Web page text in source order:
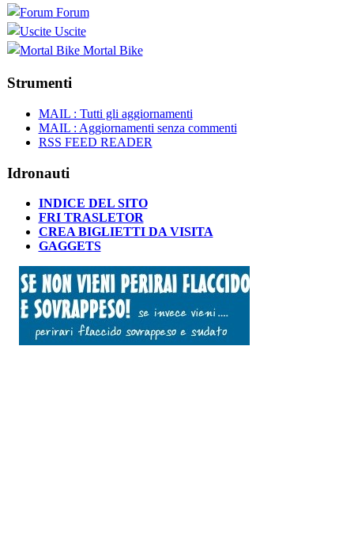
Forum
Uscite
Mortal Bike
Strumenti
MAIL : Tutti gli aggiornamenti
MAIL : Aggiornamenti senza commenti
RSS FEED READER
Idronauti
INDICE DEL SITO
FRI TRASLETOR
CREA BIGLIETTI DA VISITA
GAGGETS